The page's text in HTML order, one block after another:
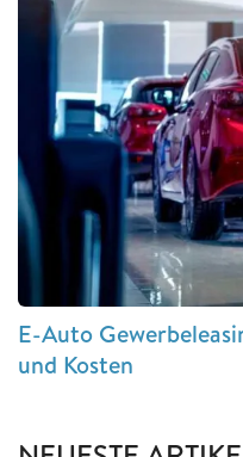
E-Auto
und Kosten